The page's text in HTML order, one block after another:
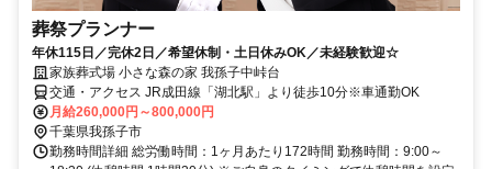
葬祭プランナー
年休115日／完休2日／希望休制・土日休みOK／未経験歓迎☆
家族葬式場 小さな森の家 我孫子中峠台
交通・アクセス JR成田線「湖北駅」より徒歩10分※車通勤OK
月給260,000円～800,000円
千葉県我孫子市
勤務時間詳細 総労働時間：1ヶ月あたり172時間 勤務時間：9:00～